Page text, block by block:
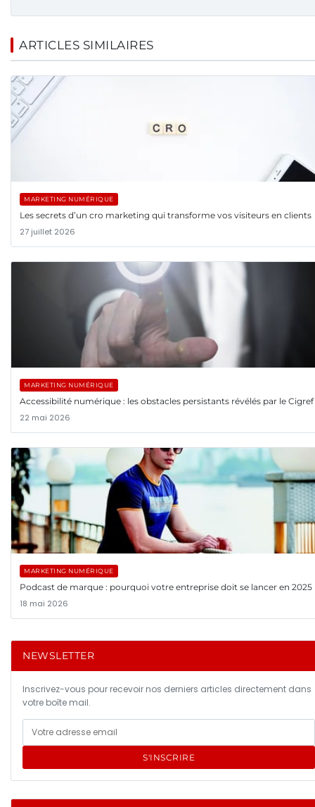
ARTICLES SIMILAIRES
MARKETING NUMÉRIQUE
Les secrets d’un cro marketing qui transforme vos visiteurs en clients
27 juillet 2026
MARKETING NUMÉRIQUE
Accessibilité numérique : les obstacles persistants révélés par le Cigref
22 mai 2026
MARKETING NUMÉRIQUE
Podcast de marque : pourquoi votre entreprise doit se lancer en 2025
18 mai 2026
NEWSLETTER
Inscrivez-vous pour recevoir nos derniers articles directement dans
votre boîte mail.
S'INSCRIRE